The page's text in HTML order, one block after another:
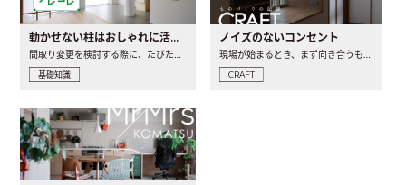
動かせない柱はおしゃれに活用！柱を魅せるリノベーション(リノベ)4選
間取り変更を検討する際に、たびたび皆さんの頭を悩ませる動か..
基礎知識
ノイズのないコンセント
現場が始まるとき、まず向き合うものの一つがコンセントです..
CRAFT